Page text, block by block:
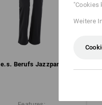
e.s. Berufs­ Jazzpant
"Cookies
Weitere